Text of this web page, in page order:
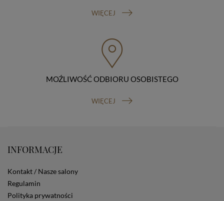
uzgodnionych z Tobą działań, jeżeli Twoim zdaniem
mamy nieprawidłowe dane na Twój temat lub
przenoszenia danych, prawo do wniesienia skargi do
organu nadzorczego (Prezesa Urzędu Ochrony Danych
Osobowych, ul. Stawki 2, 00-193 Warszawa) oraz
prawo do cofnięcia zgody na przetwarzanie danych
osobowych (masz prawo cofnięcia zgody na
cofnięcie zgody nie ma wpływu na zgodność z prawem
Podanie przez Ciebie danych jest dobrowolne. Jeżeli
zawartości naszej strony
Zautomatyzowane podejmowanie decyzji
Na stronie Sklepu są wykorzystywane pliki cookies.
WIĘCEJ
MOŹLIWOŚĆ ODBIORU OSOBISTEGO
WIĘCEJ
INFORMACJE
Kontakt / Nasze salony
Regulamin
Polityka prywatności